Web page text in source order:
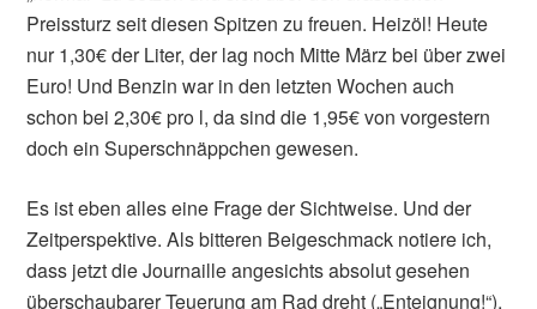
Preissturz seit diesen Spitzen zu freuen. Heizöl! Heute
nur 1,30€ der Liter, der lag noch Mitte März bei über zwei
Euro! Und Benzin war in den letzten Wochen auch
schon bei 2,30€ pro l, da sind die 1,95€ von vorgestern
doch ein Superschnäppchen gewesen.
Es ist eben alles eine Frage der Sichtweise. Und der
Zeitperspektive. Als bitteren Beigeschmack notiere ich,
dass jetzt die Journaille angesichts absolut gesehen
überschaubarer Teuerung am Rad dreht („Enteignung!“),